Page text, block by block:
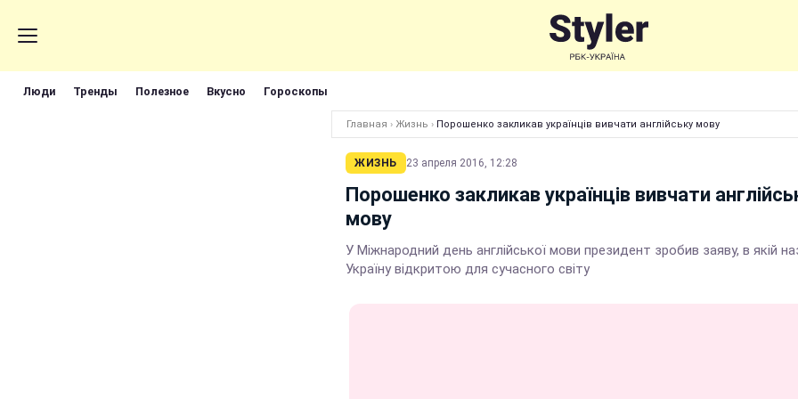
Люди Тренды Полезное Вкусно Гороскопы
Главная › Жизнь › Порошенко закликав українців вивчати англійську мову
ЖИЗНЬ 23 апреля 2016, 12:28
Порошенко закликав українців вивчати
мову
У Міжнародний день англійської мови президент зробив заяву, в якій
Україну відкритою для сучасного світу